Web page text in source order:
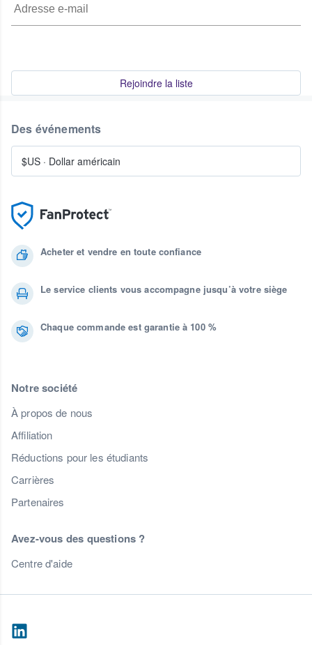
Rejoindre la liste
Acheter et vendre en toute confiance
Le service clients vous accompagne jusqu’à votre siège
Chaque commande est garantie à 100 %
Notre société
À propos de nous
Affiliation
Réductions pour les étudiants
Carrières
Partenaires
Avez-vous des questions ?
Centre d'aide
Des événements
$US · Dollar américain